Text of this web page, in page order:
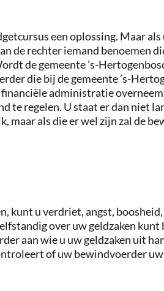
een oplossing. Maar
de rechter iemand benoemen
de gemeente ’s-
die bij de gemeente ’s-
administratie
te regelen. U staat er dan niet
maar als die er wel zijn zal de
kunt u verdriet, angst,
over uw geldzaken kunt
aan wie u uw geldzaken uit
of uw bewindvoerder uw